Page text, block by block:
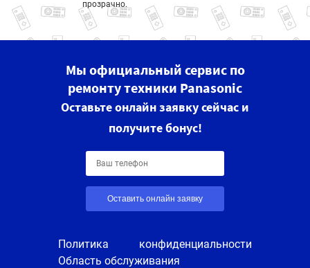
прозрачно.
Мы официальный сервис по
ремонту техники Panasonic
Оставьте онлайн заявку сейчас и
получите бонус!
Оставить онлайн заявку
Политика конфиденциальности
Область обслуживания